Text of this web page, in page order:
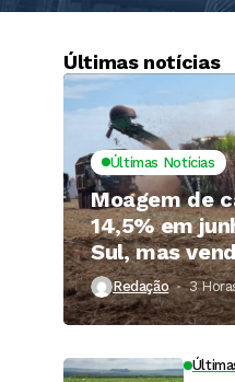
Últimas notícias
Últimas Notícias
Moagem de
14,5% em
Sul, mas
superam 3
Redação 3